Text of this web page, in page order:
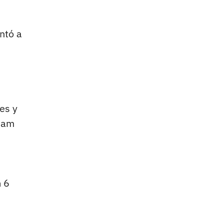
a
y
6